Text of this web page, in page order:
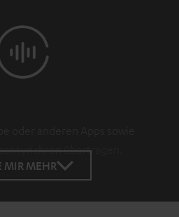
übertragen.
MIR MEHR